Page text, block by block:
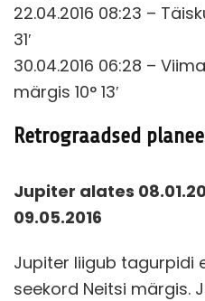
22.04.2016 08:23 –
31′
30.04.2016 06:28 –
märgis 10° 13′
Retrograadsed
Jupiter alates
09.05.2016
Jupiter liigub tagurpidi
seekord Neitsi märgis.